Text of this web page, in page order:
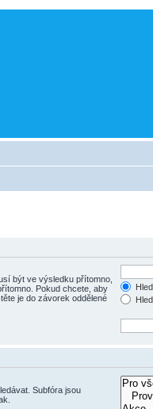
být ve výsledku přítomno,
Pokud chcete, aby
je do závorek oddělené
Subfóra jsou